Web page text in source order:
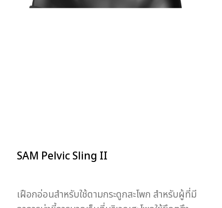
SAM Pelvic Sling II
เฝือกอ่อนสำหรับใช้ดามกระดูกสะโพก สำหรับผู้ที่มี